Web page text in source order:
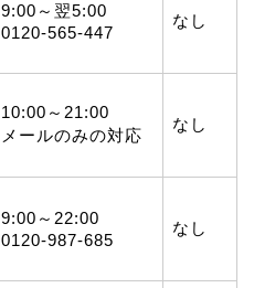
9:00～翌5:00
0120-565-447
なし
10:00～21:00
メールのみの対応
なし
9:00～22:00
0120-987-685
なし